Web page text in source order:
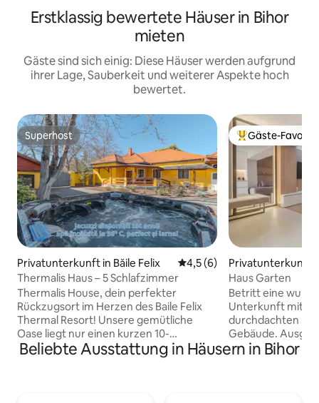
Erstklassig bewertete Häuser in Bihor
mieten
Gäste sind sich einig: Diese Häuser werden aufgrund
ihrer Lage, Sauberkeit und weiterer Aspekte hoch
bewertet.
Superhost
Superhost
Privatunterkunft in Băile Felix Durchschnittliche
4,5 (6)
Thermalis Haus – 5 Schlafzimmer
Thermalis House, dein perfekter
Rückzugsort im Herzen des Baile Felix
Thermal Resort! Unsere gemütliche
Oase liegt nur einen kurzen 10-
minütigen Spaziergang von den
berühmten Thermalquellen entfernt
Beliebter Gäste-
Gäste-Favorit
Privatunterkunft
Haus Garten
Betritt eine
Unterkunft mit
durchdachten
Gebäude.
hochwertigen
Beliebte Ausstattung in Häusern in Bihor